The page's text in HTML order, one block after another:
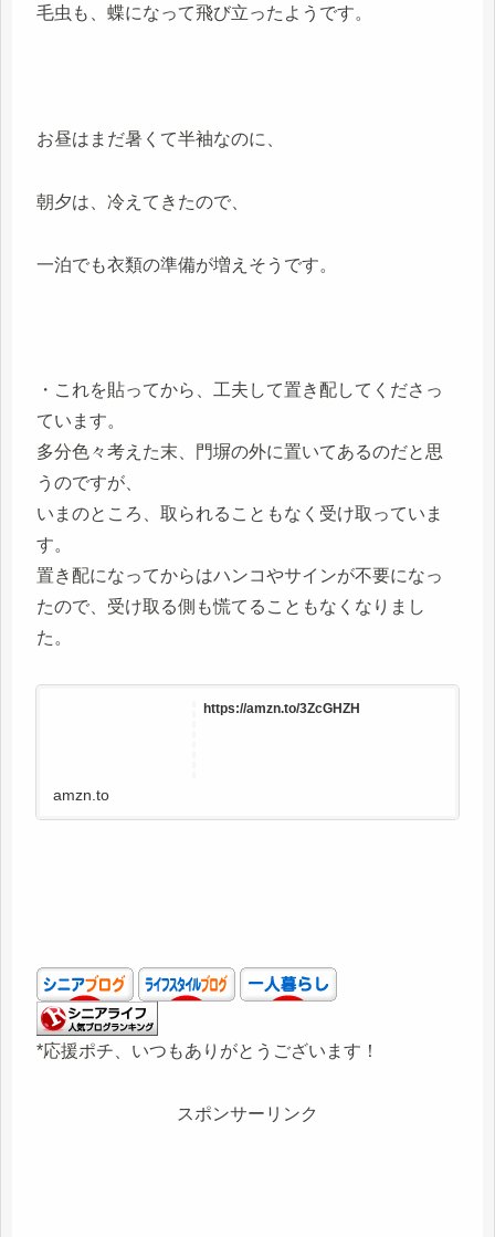
毛虫も、蝶になって飛び立ったようです。
お昼はまだ暑くて半袖なのに、
朝夕は、冷えてきたので、
一泊でも衣類の準備が増えそうです。
・これを貼ってから、工夫して置き配してくださっ
ています。
多分色々考えた末、門塀の外に置いてあるのだと思
うのですが、
いまのところ、取られることもなく受け取っていま
す。
置き配になってからはハンコやサインが不要になっ
たので、受け取る側も慌てることもなくなりまし
た。
https://amzn.to/3ZcGHZH
amzn.to
*応援ポチ、いつもありがとうございます！
スポンサーリンク